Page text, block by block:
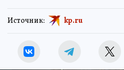
Источник: kp.ru